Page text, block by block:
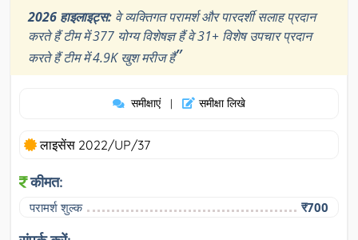
2026 हाइलाइट्स: वे व्यक्तिगत परामर्श और पारदर्शी सलाह प्रदान
करते हैं टीम में 377 योग्य विशेषज्ञ हैं वे 31+ विशेष उपचार प्रदान
करते हैं टीम में 4.9K खुश मरीज हैं”
समीक्षाएं | समीक्षा लिखे
लाइसेंस 2022/UP/37
कीमत:
परामर्श शुल्क ₹700